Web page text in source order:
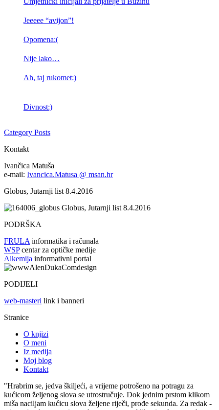
Jeeeee “avijon”!
Opomena:(
Nije lako…
Ah, taj rukomet:)
Divnost:)
Category Posts
Kontakt
Ivančica Matuša
e-mail: Ivancica.Matusa @ msan.hr
Globus, Jutarnji list 8.4.2016
Globus, Jutarnji list 8.4.2016
PODRŠKA
FRULA informatika i računala
WSPcentar za optičke medije
Alkemija informativni portal
PODIJELI
web-masteri link i banneri
Stranice
O knjizi
O meni
Iz medija
Moj blog
Kontakt
"Hrabrim se, jedva škiljeći, a vrijeme potrošeno na potragu za
kućicom željenog slova se utrostručuje. Dok jednim prstom klikom
miša naciljam kućicu slova željene riječi, prođe sekunda. Za redak -